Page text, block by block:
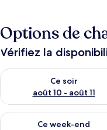
Options de
Vérifiez la
Ce soir
août 10 - août 11
Vérifier la disponibilité
Ce week-end
Vérifier la disponibilité